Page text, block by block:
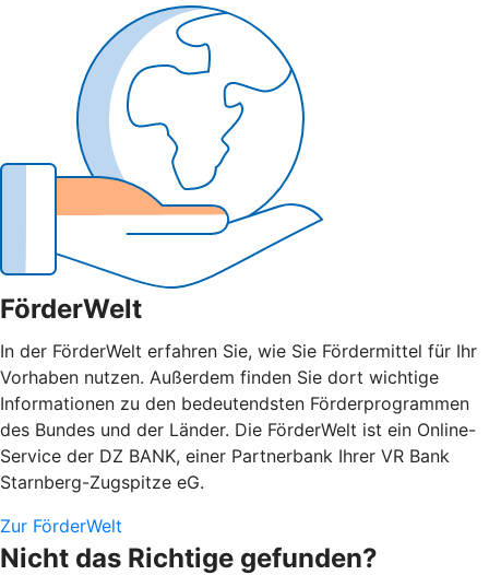
FörderWelt
In der FörderWelt erfahren Sie, wie Sie Fördermittel für Ihr
Vorhaben nutzen. Außerdem finden Sie dort wichtige
Informationen zu den bedeutendsten Förderprogrammen
des Bundes und der Länder. Die FörderWelt ist ein Online-
Service der DZ BANK, einer Partnerbank Ihrer VR Bank
Starnberg-Zugspitze eG.
Zur FörderWelt
Nicht das Richtige gefunden?